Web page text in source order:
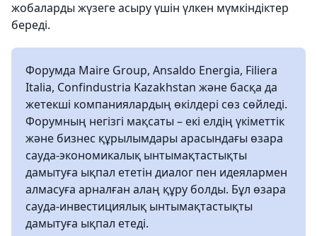
жобаларды жүзеге асыру үшін үлкен мүмкіндіктер
береді.
Форумда Maire Group, Ansaldo Energia, Filiera
Italia, Confindustria Kazakhstan және басқа да
жетекші компаниялардың өкілдері сөз сөйледі.
Форумның негізгі мақсаты – екі елдің үкіметтік
және бизнес құрылымдары арасындағы өзара
сауда-экономикалық ынтымақтастықты
дамытуға ықпал ететін диалог пен идеялармен
алмасуға арналған алаң құру болды. Бұл өзара
сауда-инвестициялық ынтымақтастықты
дамытуға ықпал етеді.